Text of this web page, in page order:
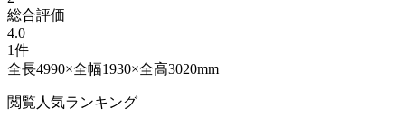
総合評価
4.0
1件
全長4990×全幅1930×全高3020mm
閲覧人気ランキング